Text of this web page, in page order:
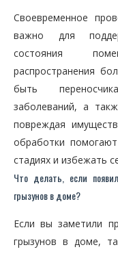
Своевременное
важно для
состояния
распространения
быть
заболеваний, а
повреждая
обработки
стадиях и избежать
Что делать, если
грызунов в доме?
Если вы заметили
грызунов в доме,